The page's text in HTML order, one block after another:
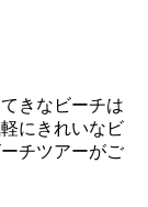
きなビーチは
にきれいなビ
チツアーがご